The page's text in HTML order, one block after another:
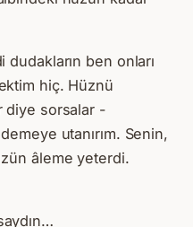
ben onları
hiç. Hüznü
diye sorsalar -
utanırım. Senin,
âleme yeterdi.